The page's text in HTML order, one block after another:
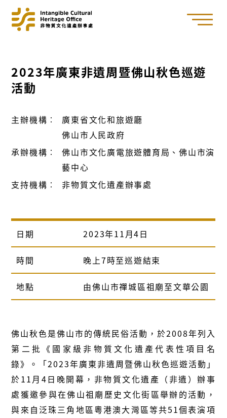
2023年廣東非遺周暨佛山秋色巡遊
活動
主辦機構︰
廣東省文化和旅遊廳
佛山市人民政府
承辦機構︰
佛山市文化廣電旅遊體育局、佛山市演
藝中心
支持機構︰
非物質文化遺產辦事處
日期 2023年11月4日
時間 晚上7時至巡遊結束
地點 由佛山市禪城區祖廟至文華公園
佛山秋色是佛山市的傳統民俗活動，於2008年列入
第二批《國家級非物質文化遺產代表性項目名
錄》。「2023年廣東非遺周暨佛山秋色巡遊活動」
於11月4日晚開幕，非物質文化遺產（非遺）辦事
處獲邀參與在佛山祖廟歷史文化街區舉辦的活動，
與來自泛珠三角地區粵港澳大灣區等共51個表演項